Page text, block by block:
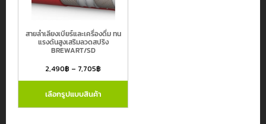
สายยางรดน้ำต้นไม้ และ สายยางเกษตร
สายไฮดรอลิค
สายเฟล็กซ์สเตนเลส
ข้อต่อขนิดต่างๆ
สายยางและข้อต่ออื่นๆ
สายลำเลียงเบียร์และเครื่องดื่ม ทน
แรงดันสูงเสริมลวดสปริง
BREWART/SD
2,490฿ – 7,705฿
เลือกรูปแบบสินค้า